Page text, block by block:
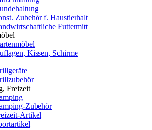
Zubehör f. Haustierhalt
Futtermitt
Kissen, Schirme
Freizeit
Zubehör
Artikel